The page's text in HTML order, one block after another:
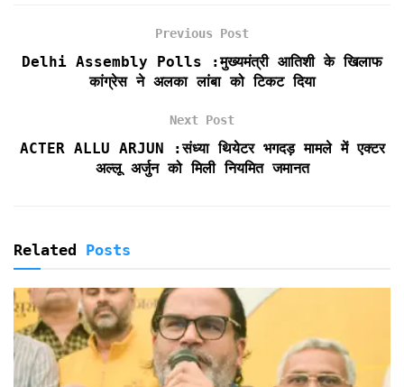
e
d
l
Previous Post
Delhi Assembly Polls :मुख्यमंत्री आतिशी के खिलाफ
कांग्रेस ने अलका लांबा को टिकट दिया
Next Post
ACTER ALLU ARJUN :संध्या थियेटर भगदड़ मामले में एक्टर
अल्लू अर्जुन को मिली नियमित जमानत
Related Posts